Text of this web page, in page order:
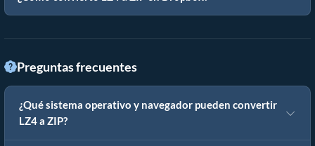
Preguntas frecuentes
¿Qué sistema operativo y navegador pueden convertir
LZ4 a ZIP?